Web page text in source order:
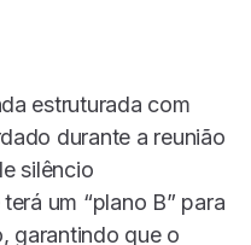
estruturada com
durante a reunião
silêncio
um “plano B” para
garantindo que o